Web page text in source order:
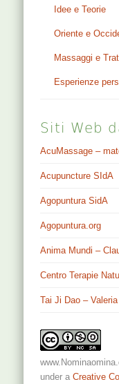
Idee e Teorie
Oriente e
Massaggi e
Esperienze
Siti Web
AcuMassage –
Acupuncture SIdA
Agopuntura SidA
Agopuntura.org
Anima Mundi –
Centro Terapie
Tai Ji Dao –
under aCreative